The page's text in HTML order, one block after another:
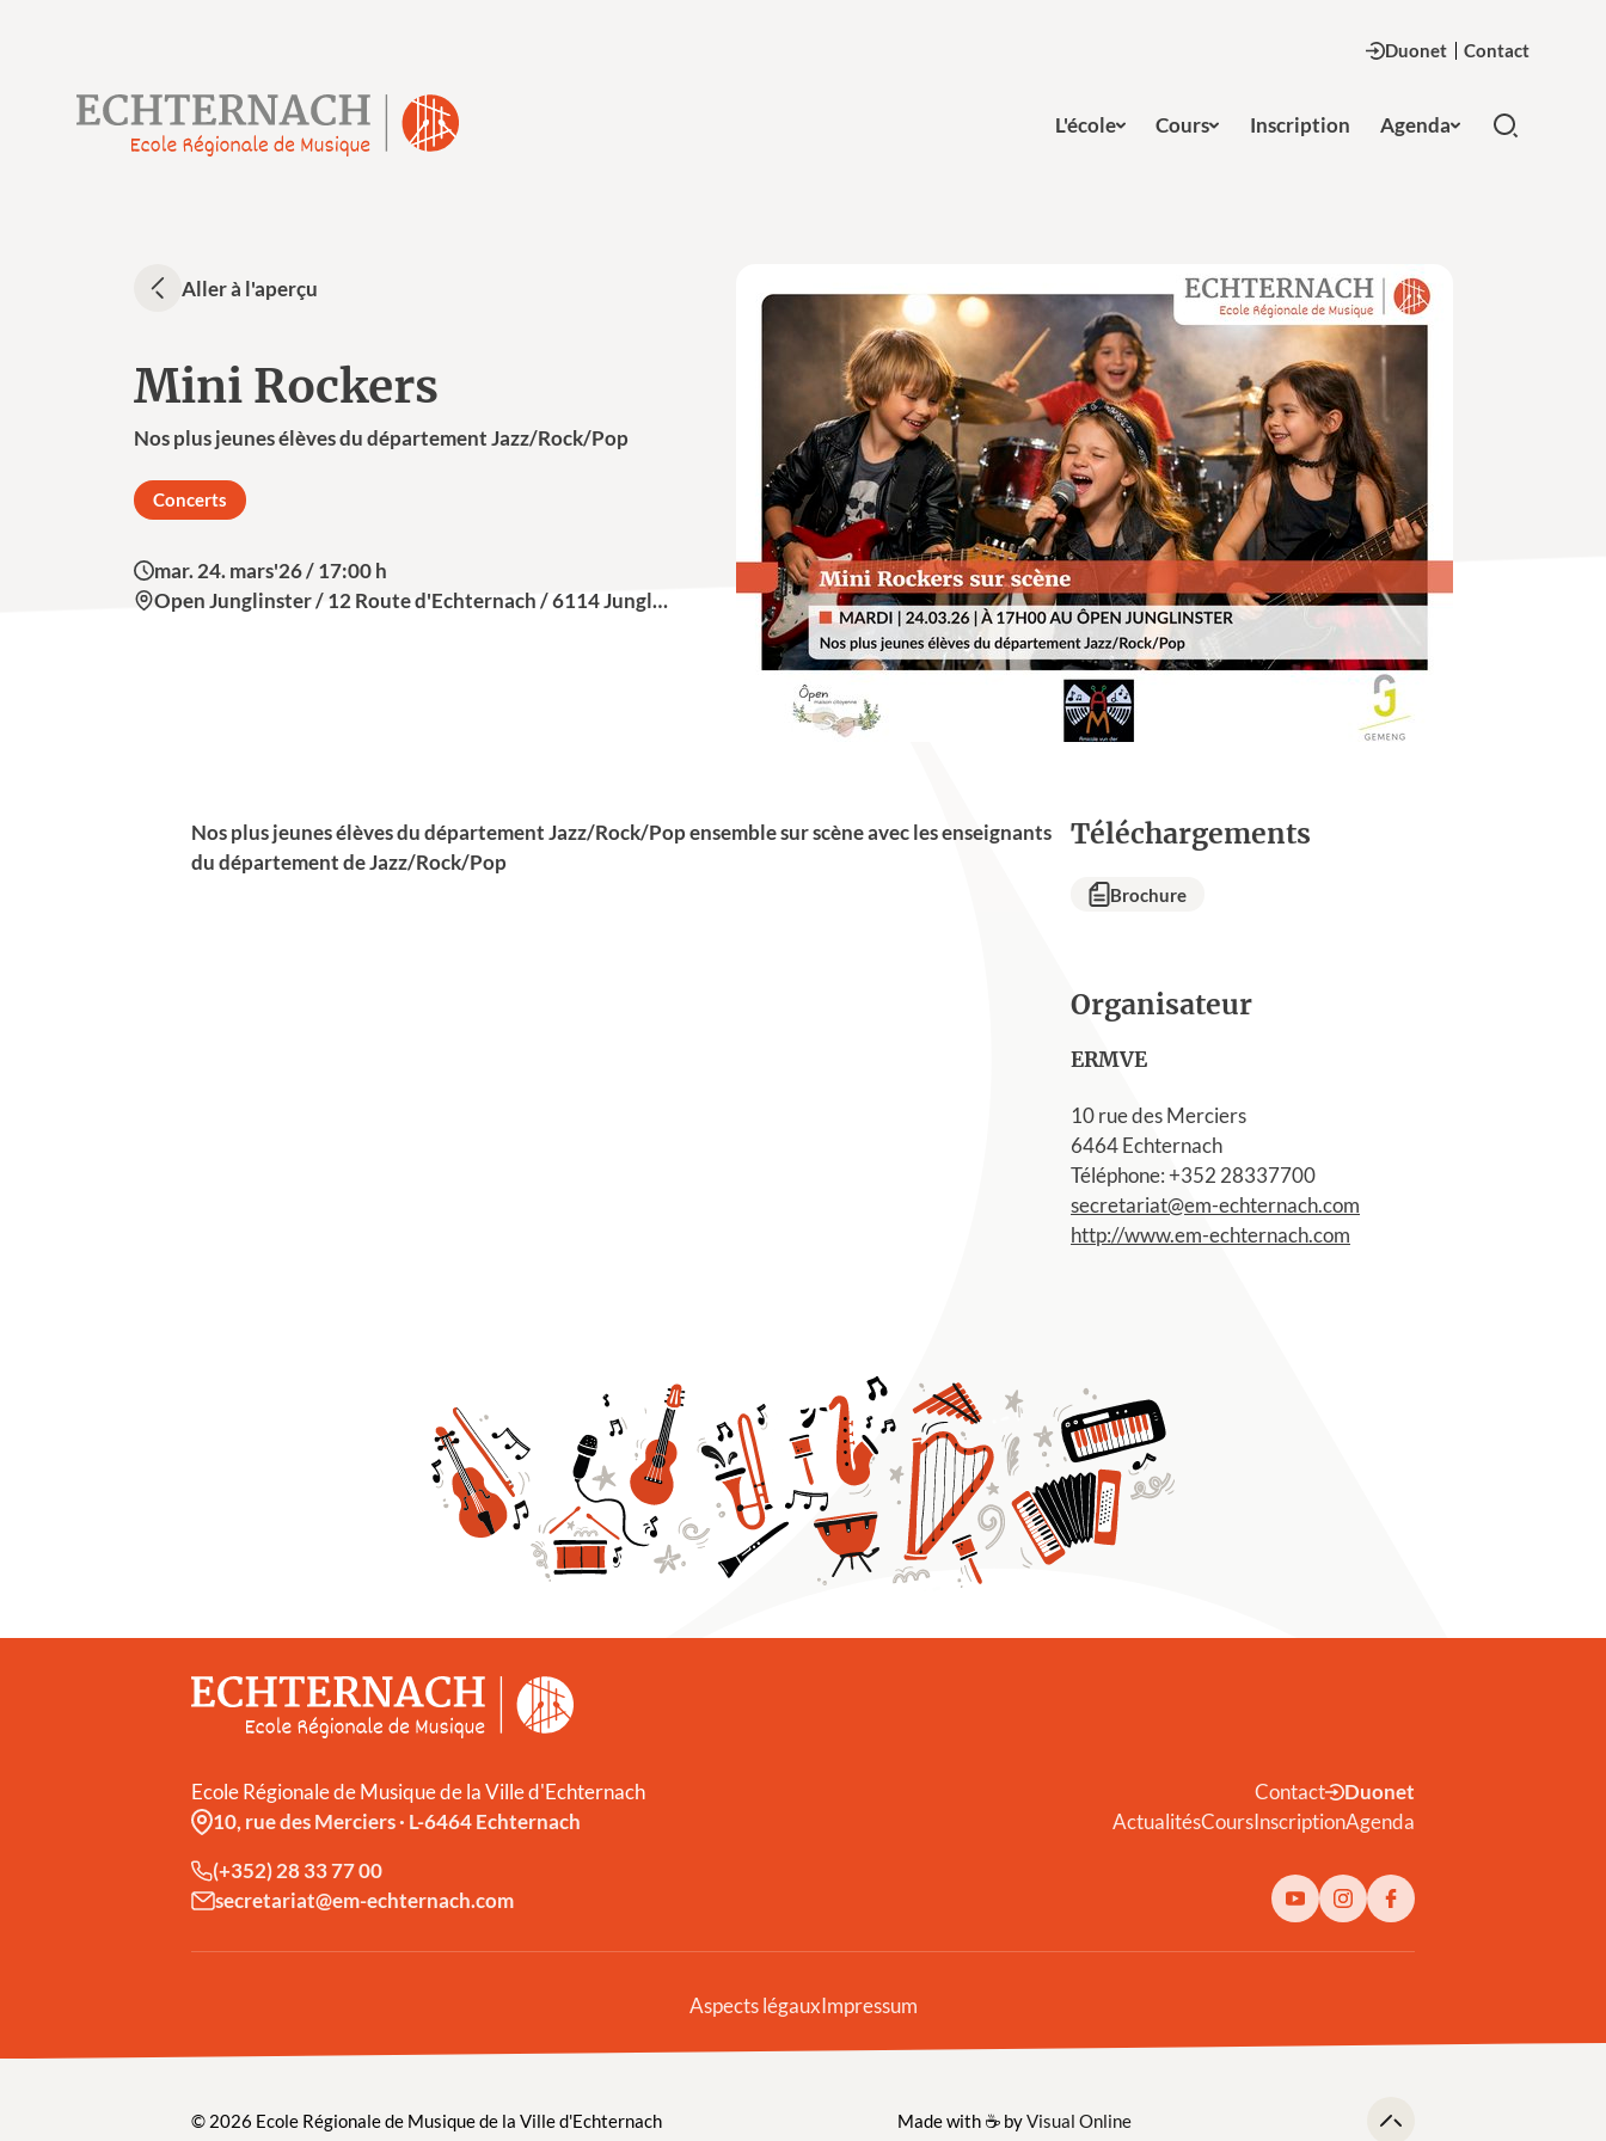
Duonet Contact
L'école Cours Inscription Agenda
Aller à l'aperçu
Mini Rockers
Nos plus jeunes élèves du département Jazz/Rock/Pop
Concerts
mar. 24. mars'26 / 17:00 h
Open Junglinster / 12 Route d'Echternach / 6114 Jungl…
Nos plus jeunes élèves du département Jazz/Rock/Pop ensemble sur scène avec les enseignants
du département de Jazz/Rock/Pop
Téléchargements
Brochure
Organisateur
ERMVE
10 rue des Merciers
6464 Echternach
Téléphone: +352 28337700
secretariat@em-echternach.com
http://www.em-echternach.com
Ecole Régionale de Musique de la Ville d'Echternach
10, rue des Merciers· L-6464 Echternach
(+352) 28 33 77 00
secretariat@em-echternach.com
Contact
Duonet
ActualitésCoursInscriptionAgenda
Aspects légauxImpressum
© 2026 Ecole Régionale de Musique de la Ville d'Echternach Made with ☕️ byVisual Online